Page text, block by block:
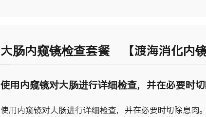
大肠内窥镜检查套餐 【渡海消化内镜
使用内窥镜对大肠进行详细检查，并在必要时切
使用内窥镜对大肠进行详细检查，并在必要时切除息肉